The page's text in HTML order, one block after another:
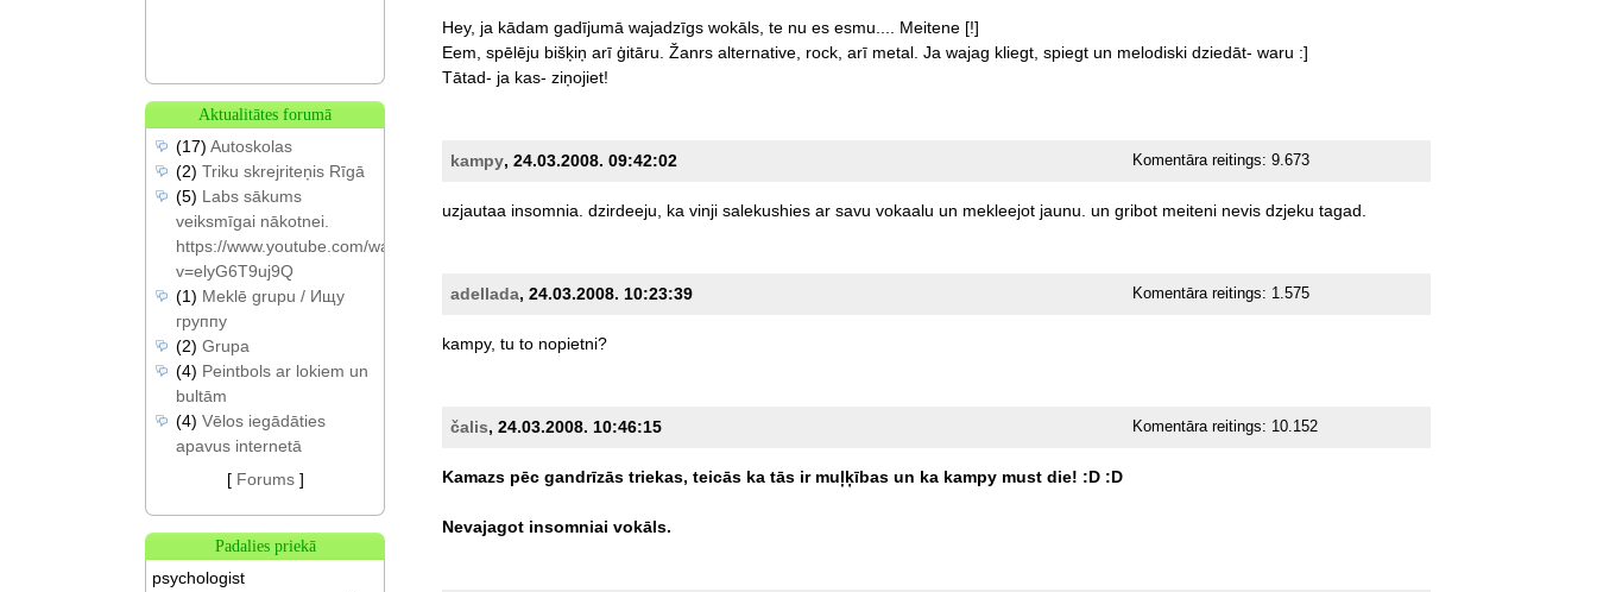
Hey, ja kādam gadījumā wajadzīgs wokāls, te nu es esmu.... Meitene [!]
Eem, spēlēju bišķiņ arī ģitāru. Žanrs alternative, rock, arī metal. Ja wajag kliegt, spiegt un melodiski dziedāt- waru :]
Tātad- ja kas- ziņojiet!
kampy, 24.03.2008. 09:42:02 Komentāra reitings:9.673
uzjautaa insomnia. dzirdeeju, ka vinji salekushies ar savu vokaalu un mekleejot jaunu. un gribot meiteni nevis dzjeku tagad.
adellada, 24.03.2008. 10:23:39 Komentāra reitings: 1.575
kampy, tu to nopietni?
čalis, 24.03.2008. 10:46:15 Komentāra reitings: 10.152
Kamazs pēc gandrīzās triekas, teicās ka tās ir muļķības un ka kampy must die! :D :D
Nevajagot insomniai vokāls.
Aktualitātes forumā
(17) Autoskolas
(2) Triku skrejriteņis Rīgā
(5) Labs sākums
veiksmīgai nākotnei.
https://www.youtube.com/watch?
v=elyG6T9uj9Q
(1) Meklē grupu / Ищу
группу
(2) Grupa
(4) Peintbols ar lokiem un
bultām
(4) Vēlos iegādāties
apavus internetā
[ Forums]
Padalies priekā
psychologist